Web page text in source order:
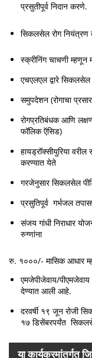
प्रसुतीपूर्व निदान करणे.
सिकलसेल रोग नियंत्रण
स्क्रीनिंग चाचणी म्हणून
एचएलएल द्वारे सिकलसेल
समुपदेशन (रोगाचा
रोगप्रतिबंधक आणि
फॉलिक ऍसिड)
हायड्रॉक्सीयुरिया
करण्‍यात येते
गरजेनुसार सिकलसेल
प्रसुतिपूर्व गर्भजल
संजय गांधी निराधार
रुग्णांना
रु. १०००/- मासिक आधार
एमजेपीजेवाय/
देण्‍यात आली आहे.
दरवर्षी १९ जून रोजी
१७ डिसेंबरपर्यंत
या कार्यक्रमांतर्गत